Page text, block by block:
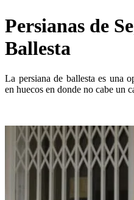
Persianas de
Ballesta
La persiana de ballesta es una
en huecos en donde no cabe un